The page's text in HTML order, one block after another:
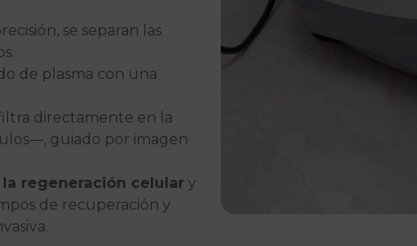
se separan las
de plasma con una
directamente en la
guiado por imagen
regeneración celular y
de recuperación y